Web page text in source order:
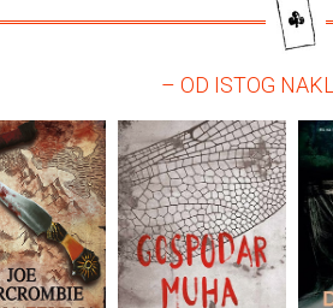
– OD ISTOG